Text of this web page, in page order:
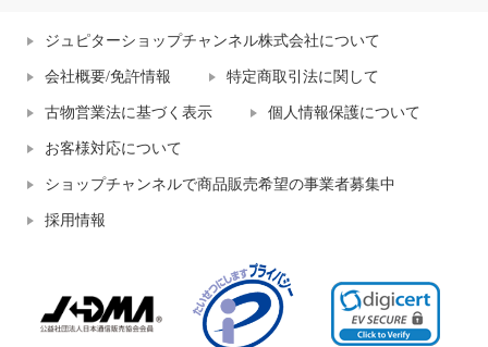
ジュピターショップチャンネル株式会社について
会社概要/免許情報 特定商取引法に関して
古物営業法に基づく表示 個人情報保護について
お客様対応について
ショップチャンネルで商品販売希望の事業者募集中
採用情報